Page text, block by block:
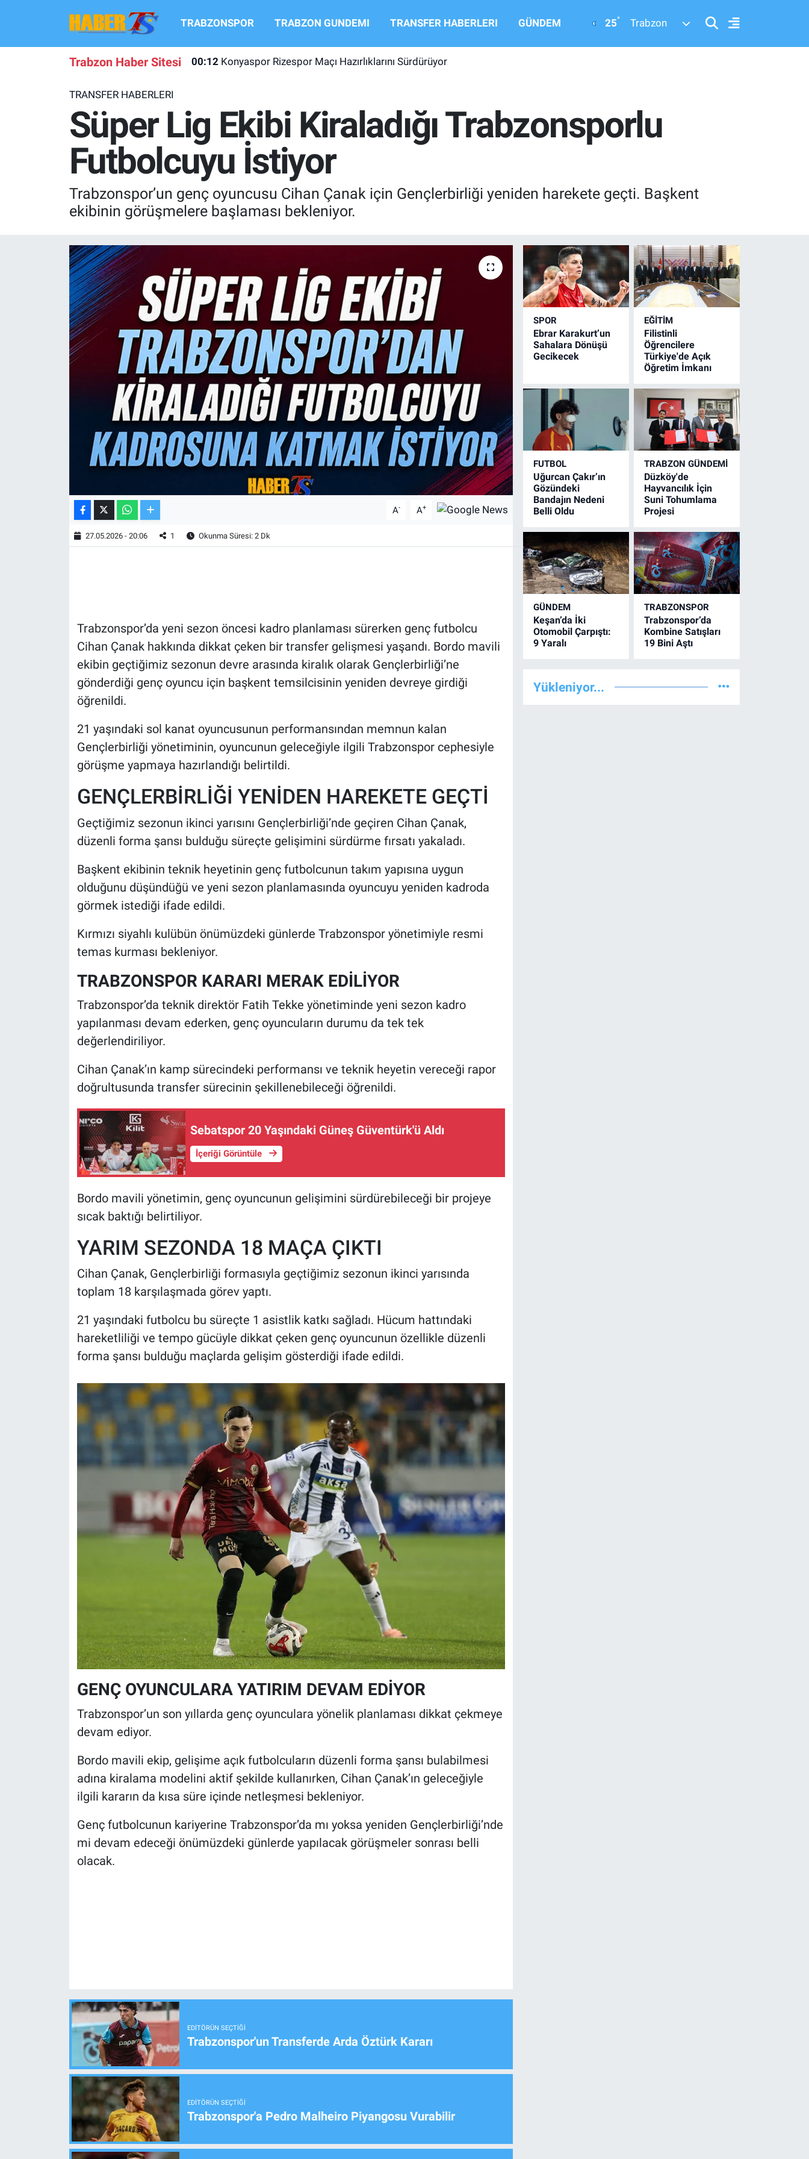
TRABZONSPOR TRABZON GUNDEMI TRANSFER HABERLERI GÜNDEM 25° Trabzon
Trabzon Haber Sitesi 00:12 Konyaspor Rizespor Maçı Hazırlıklarını Sürdürüyor
TRANSFER HABERLERI
Süper Lig Ekibi Kiraladığı Trabzonsporlu
Futbolcuyu İstiyor
Trabzonspor’un genç oyuncusu Cihan Çanak için Gençlerbirliği yeniden harekete geçti. Başkent
ekibinin görüşmelere başlaması bekleniyor.
A- A+
27.05.2026 - 20:06 1 Okunma Süresi: 2 Dk
Trabzonspor’da yeni sezon öncesi kadro planlaması sürerken genç futbolcu
Cihan Çanak hakkında dikkat çeken bir transfer gelişmesi yaşandı. Bordo mavili
ekibin geçtiğimiz sezonun devre arasında kiralık olarak Gençlerbirliği’ne
gönderdiği genç oyuncu için başkent temsilcisinin yeniden devreye girdiği
öğrenildi.
21 yaşındaki sol kanat oyuncusunun performansından memnun kalan
Gençlerbirliği yönetiminin, oyuncunun geleceğiyle ilgili Trabzonspor cephesiyle
görüşme yapmaya hazırlandığı belirtildi.
GENÇLERBİRLİĞİ YENİDEN HAREKETE GEÇTİ
Geçtiğimiz sezonun ikinci yarısını Gençlerbirliği’nde geçiren Cihan Çanak,
düzenli forma şansı bulduğu süreçte gelişimini sürdürme fırsatı yakaladı.
Başkent ekibinin teknik heyetinin genç futbolcunun takım yapısına uygun
olduğunu düşündüğü ve yeni sezon planlamasında oyuncuyu yeniden kadroda
görmek istediği ifade edildi.
Kırmızı siyahlı kulübün önümüzdeki günlerde Trabzonspor yönetimiyle resmi
temas kurması bekleniyor.
TRABZONSPOR KARARI MERAK EDİLİYOR
Trabzonspor’da teknik direktör Fatih Tekke yönetiminde yeni sezon kadro
yapılanması devam ederken, genç oyuncuların durumu da tek tek
değerlendiriliyor.
Cihan Çanak’ın kamp sürecindeki performansı ve teknik heyetin vereceği rapor
doğrultusunda transfer sürecinin şekillenebileceği öğrenildi.
Sebatspor 20 Yaşındaki Güneş Güventürk'ü Aldı
İçeriği Görüntüle
Bordo mavili yönetimin, genç oyuncunun gelişimini sürdürebileceği bir projeye
sıcak baktığı belirtiliyor.
YARIM SEZONDA 18 MAÇA ÇIKTI
Cihan Çanak, Gençlerbirliği formasıyla geçtiğimiz sezonun ikinci yarısında
toplam 18 karşılaşmada görev yaptı.
21 yaşındaki futbolcu bu süreçte 1 asistlik katkı sağladı. Hücum hattındaki
hareketliliği ve tempo gücüyle dikkat çeken genç oyuncunun özellikle düzenli
forma şansı bulduğu maçlarda gelişim gösterdiği ifade edildi.
GENÇ OYUNCULARA YATIRIM DEVAM EDİYOR
Trabzonspor’un son yıllarda genç oyunculara yönelik planlaması dikkat çekmeye
devam ediyor.
Bordo mavili ekip, gelişime açık futbolcuların düzenli forma şansı bulabilmesi
adına kiralama modelini aktif şekilde kullanırken, Cihan Çanak’ın geleceğiyle
ilgili kararın da kısa süre içinde netleşmesi bekleniyor.
Genç futbolcunun kariyerine Trabzonspor’da mı yoksa yeniden Gençlerbirliği’nde
mi devam edeceği önümüzdeki günlerde yapılacak görüşmeler sonrası belli
olacak.
EDITÖRÜN SEÇTIĞI
Trabzonspor'un Transferde Arda Öztürk Kararı
EDITÖRÜN SEÇTIĞI
Trabzonspor'a Pedro Malheiro Piyangosu Vurabilir
SPOR
Ebrar Karakurt’un
Sahalara Dönüşü
Gecikecek
EĞİTİM
Filistinli
Öğrencilere
Türkiye'de Açık
Öğretim İmkanı
FUTBOL
Uğurcan Çakır’ın
Gözündeki
Bandajın Nedeni
Belli Oldu
TRABZON GÜNDEMİ
Düzköy'de
Hayvancılık İçin
Suni Tohumlama
Projesi
GÜNDEM
Keşan’da İki
Otomobil Çarpıştı:
9 Yaralı
TRABZONSPOR
Trabzonspor’da
Kombine Satışları
19 Bini Aştı
Yükleniyor...
TRABZONSPOR
TRANSFER HABERLERI
KULİS MEYDANI
1461 TRABZON
ALT LIGLER
TV VE SİNEMA
BASKETBOL
SAĞLIK
MAGAZİN
Bilim, Teknoloji
Hava Durumu
Süper Lig Puan Durumu ve Fikstür
Tüm Manşetler
Son Dakika Haberleri
Haber Arşivi